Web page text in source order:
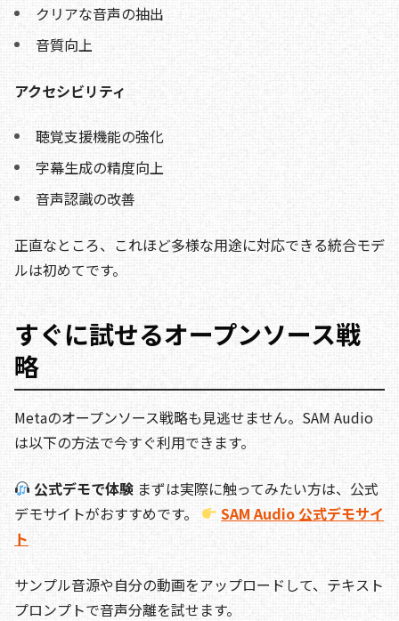
クリアな音声の抽出
音質向上
アクセシビリティ
聴覚支援機能の強化
字幕生成の精度向上
音声認識の改善
正直なところ、これほど多様な用途に対応できる統合モデ
ルは初めてです。
すぐに試せるオープンソース戦
略
Metaのオープンソース戦略も見逃せません。SAM Audio
は以下の方法で今すぐ利用できます。
公式デモで体験 まずは実際に触ってみたい方は、公式
デモサイトがおすすめです。
SAM Audio 公式デモサイ
ト
サンプル音源や自分の動画をアップロードして、テキスト
プロンプトで音声分離を試せます。